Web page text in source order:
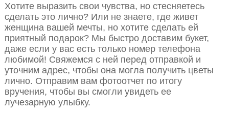
Хотите выразить свои чувства, но стесняетесь
сделать это лично? Или не знаете, где живет
женщина вашей мечты, но хотите сделать ей
приятный подарок? Мы быстро доставим букет,
даже если у вас есть только номер телефона
любимой! Свяжемся с ней перед отправкой и
уточним адрес, чтобы она могла получить цветы
лично. Отправим вам фотоотчет по итогу
вручения, чтобы вы смогли увидеть ее
лучезарную улыбку.